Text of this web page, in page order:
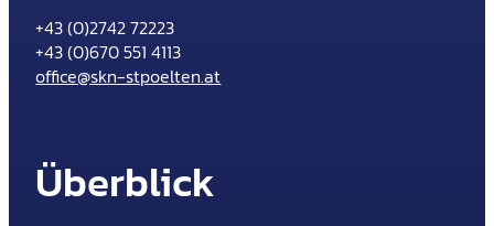
+43 (0)2742 72223
+43 (0)670 551 4113
office@skn-stpoelten.at
Überblick